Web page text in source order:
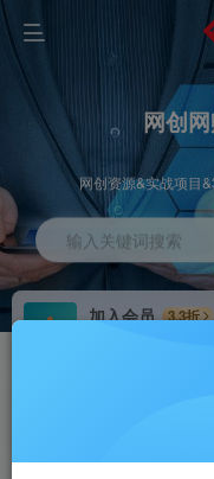
网创
网创资源&实战项目
输入关键词搜索
加入会员
3.3折